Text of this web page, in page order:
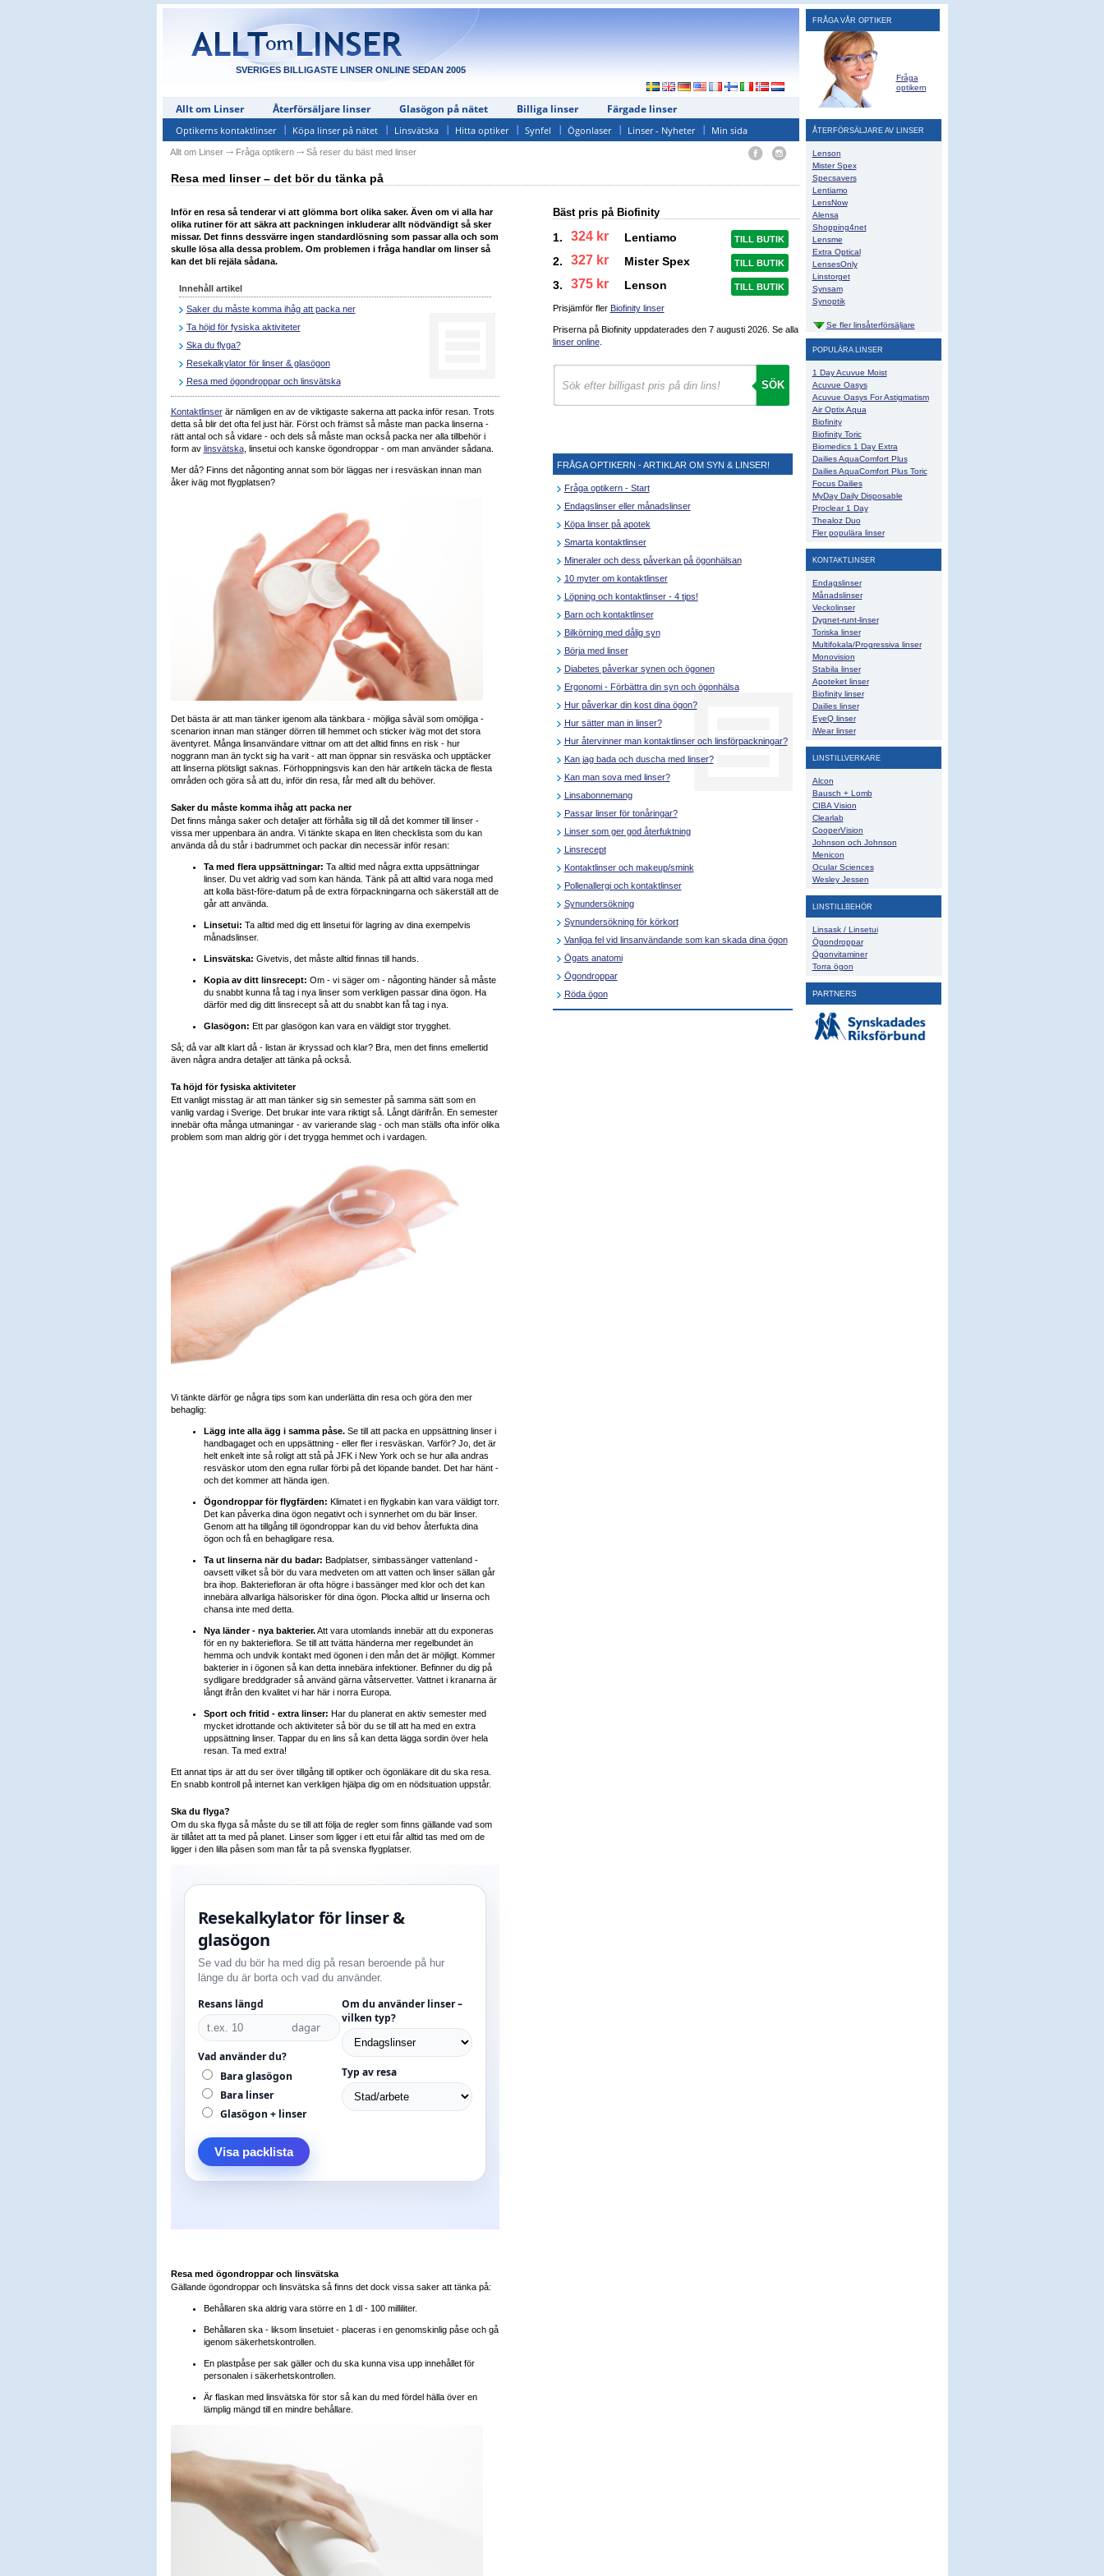
SVERIGES BILLIGASTE LINSER ONLINE SEDAN 2005
Allt om Linser Återförsäljare linser Glasögon på nätet Billiga linser Färgade linser
Optikerns kontaktlinser Köpa linser på nätet Linsvätska Hitta optiker Synfel Ögonlaser Linser - Nyheter Min sida
Allt om Linser⤏ Fråga optikern⤏ Så reser du bäst med linser
Resa med linser – det bör du tänka på
Inför en resa så tenderar vi att glömma bort olika saker. Även om vi alla har
olika rutiner för att säkra att packningen inkluderar allt nödvändigt så sker
missar. Det finns dessvärre ingen standardlösning som passar alla och som
skulle lösa alla dessa problem. Om problemen i fråga handlar om linser så
kan det bli rejäla sådana.
Innehåll artikel
Saker du måste komma ihåg att packa ner
Ta höjd för fysiska aktiviteter
Ska du flyga?
Resekalkylator för linser & glasögon
Resa med ögondroppar och linsvätska
Kontaktlinserär nämligen en av de viktigaste sakerna att packa inför resan. Trots
detta så blir det ofta fel just här. Först och främst så måste man packa linserna -
rätt antal och så vidare - och dels så måste man också packa ner alla tillbehör i
form av linsvätska, linsetui och kanske ögondroppar - om man använder sådana.
Mer då? Finns det någonting annat som bör läggas ner i resväskan innan man
åker iväg mot flygplatsen?
Det bästa är att man tänker igenom alla tänkbara - möjliga såväl som omöjliga -
scenarion innan man stänger dörren till hemmet och sticker iväg mot det stora
äventyret. Många linsanvändare vittnar om att det alltid finns en risk - hur
noggrann man än tyckt sig ha varit - att man öppnar sin resväska och upptäcker
att linserna plötsligt saknas. Förhoppningsvis kan den här artikeln täcka de flesta
områden och göra så att du, inför din resa, får med allt du behöver.
Saker du måste komma ihåg att packa ner
Det finns många saker och detaljer att förhålla sig till då det kommer till linser -
vissa mer uppenbara än andra. Vi tänkte skapa en liten checklista som du kan
använda då du står i badrummet och packar din necessär inför resan:
Ta med flera uppsättningar: Ta alltid med några extta uppsättningar
linser. Du vet aldrig vad som kan hända. Tänk på att alltid vara noga med
att kolla bäst-före-datum på de extra förpackningarna och säkerställ att de
går att använda.
Linsetui: Ta alltid med dig ett linsetui för lagring av dina exempelvis
månadslinser.
Linsvätska: Givetvis, det måste alltid finnas till hands.
Kopia av ditt linsrecept: Om - vi säger om - någonting händer så måste
du snabbt kunna få tag i nya linser som verkligen passar dina ögon. Ha
därför med dig ditt linsrecept så att du snabbt kan få tag i nya.
Glasögon: Ett par glasögon kan vara en väldigt stor trygghet.
Så; då var allt klart då - listan är ikryssad och klar? Bra, men det finns emellertid
även några andra detaljer att tänka på också.
Ta höjd för fysiska aktiviteter
Ett vanligt misstag är att man tänker sig sin semester på samma sätt som en
vanlig vardag i Sverige. Det brukar inte vara riktigt så. Långt därifrån. En semester
innebär ofta många utmaningar - av varierande slag - och man ställs ofta inför olika
problem som man aldrig gör i det trygga hemmet och i vardagen.
Vi tänkte därför ge några tips som kan underlätta din resa och göra den mer
behaglig:
Lägg inte alla ägg i samma påse.Se till att packa en uppsättning linser i
handbagaget och en uppsättning - eller fler i resväskan. Varför? Jo, det är
helt enkelt inte så roligt att stå på JFK i New York och se hur alla andras
resväskor utom den egna rullar förbi på det löpande bandet. Det har hänt -
och det kommer att hända igen.
Ögondroppar för flygfärden: Klimatet i en flygkabin kan vara väldigt torr.
Det kan påverka dina ögon negativt och i synnerhet om du bär linser.
Genom att ha tillgång till ögondroppar kan du vid behov återfukta dina
ögon och få en behagligare resa.
Ta ut linserna när du badar: Badplatser, simbassänger vattenland -
oavsett vilket så bör du vara medveten om att vatten och linser sällan går
bra ihop. Bakteriefloran är ofta högre i bassänger med klor och det kan
innebära allvarliga hälsorisker för dina ögon. Plocka alltid ur linserna och
chansa inte med detta.
Nya länder - nya bakterier.Att vara utomlands innebär att du exponeras
för en ny bakterieflora. Se till att tvätta händerna mer regelbundet än
hemma och undvik kontakt med ögonen i den mån det är möjligt. Kommer
bakterier in i ögonen så kan detta innebära infektioner. Befinner du dig på
sydligare breddgrader så använd gärna våtservetter. Vattnet i kranarna är
långt ifrån den kvalitet vi har här i norra Europa.
Sport och fritid - extra linser: Har du planerat en aktiv semester med
mycket idrottande och aktiviteter så bör du se till att ha med en extra
uppsättning linser. Tappar du en lins så kan detta lägga sordin över hela
resan. Ta med extra!
Ett annat tips är att du ser över tillgång till optiker och ögonläkare dit du ska resa.
En snabb kontroll på internet kan verkligen hjälpa dig om en nödsituation uppstår.
Ska du flyga?
Om du ska flyga så måste du se till att följa de regler som finns gällande vad som
är tillåtet att ta med på planet. Linser som ligger i ett etui får alltid tas med om de
ligger i den lilla påsen som man får ta på svenska flygplatser.
Resekalkylator för linser &
glasögon
Se vad du bör ha med dig på resan beroende på hur
länge du är borta och vad du använder.
Resans längd
dagar
Vad använder du?
Bara glasögon
Bara linser
Glasögon + linser
Om du använder linser –
vilken typ?
Typ av resa
Visa packlista
Resa med ögondroppar och linsvätska
Gällande ögondroppar och linsvätska så finns det dock vissa saker att tänka på:
Behållaren ska aldrig vara större en 1 dl - 100 milliliter.
Behållaren ska - liksom linsetuiet - placeras i en genomskinlig påse och gå
igenom säkerhetskontrollen.
En plastpåse per sak gäller och du ska kunna visa upp innehållet för
personalen i säkerhetskontrollen.
Är flaskan med linsvätska för stor så kan du med fördel hälla över en
lämplig mängd till en mindre behållare.
Bäst pris på Biofinity
1. 324 kr Lentiamo TILL BUTIK
2. 327 kr Mister Spex TILL BUTIK
3. 375 kr Lenson TILL BUTIK
Prisjämför fler Biofinity linser
Priserna på Biofinity uppdaterades den 7 augusti 2026. Se alla
linser online.
SÖK
FRÅGA OPTIKERN - ARTIKLAR OM SYN & LINSER!
Fråga optikern - Start
Endagslinser eller månadslinser
Köpa linser på apotek
Smarta kontaktlinser
Mineraler och dess påverkan på ögonhälsan
10 myter om kontaktlinser
Löpning och kontaktlinser - 4 tips!
Barn och kontaktlinser
Bilkörning med dålig syn
Börja med linser
Diabetes påverkar synen och ögonen
Ergonomi - Förbättra din syn och ögonhälsa
Hur påverkar din kost dina ögon?
Hur sätter man in linser?
Hur återvinner man kontaktlinser och linsförpackningar?
Kan jag bada och duscha med linser?
Kan man sova med linser?
Linsabonnemang
Passar linser för tonåringar?
Linser som ger god återfuktning
Linsrecept
Kontaktlinser och makeup/smink
Pollenallergi och kontaktlinser
Synundersökning
Synundersökning för körkort
Vanliga fel vid linsanvändande som kan skada dina ögon
Ögats anatomi
Ögondroppar
Röda ögon
FRÅGA VÅR OPTIKER
Fråga
optikern
ÅTERFÖRSÄLJARE AV LINSER
Lenson
Mister Spex
Specsavers
Lentiamo
LensNow
Alensa
Shopping4net
Lensme
Extra Optical
LensesOnly
Linstorget
Synsam
Synoptik
Se fler linsåterförsäljare
POPULÄRA LINSER
1 Day Acuvue Moist
Acuvue Oasys
Acuvue Oasys For Astigmatism
Air Optix Aqua
Biofinity
Biofinity Toric
Biomedics 1 Day Extra
Dailies AquaComfort Plus
Dailies AquaComfort Plus Toric
Focus Dailies
MyDay Daily Disposable
Proclear 1 Day
Thealoz Duo
Fler populära linser
KONTAKTLINSER
Endagslinser
Månadslinser
Veckolinser
Dygnet-runt-linser
Toriska linser
Multifokala/Progressiva linser
Monovision
Stabila linser
Apoteket linser
Biofinity linser
Dailies linser
EyeQ linser
iWear linser
LINSTILLVERKARE
Alcon
Bausch + Lomb
CIBA Vision
Clearlab
CooperVision
Johnson och Johnson
Menicon
Ocular Sciences
Wesley Jessen
LINSTILLBEHÖR
Linsask / Linsetui
Ögondroppar
Ögonvitaminer
Torra ögon
PARTNERS